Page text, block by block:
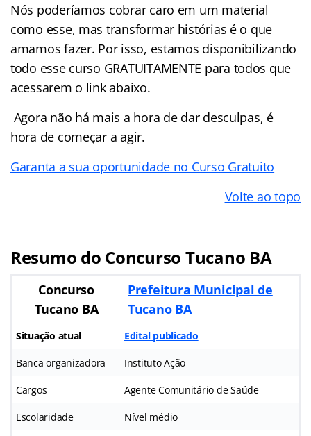
Nós poderíamos cobrar caro em um material
como esse, mas transformar histórias é o que
amamos fazer. Por isso, estamos disponibilizando
todo esse curso GRATUITAMENTE para todos que
acessarem o link abaixo.
Agora não há mais a hora de dar desculpas, é
hora de começar a agir.
Garanta a sua oportunidade no Curso Gratuito
Volte ao topo
Resumo do Concurso Tucano BA
Concurso
Tucano BA
Prefeitura Municipal de
Tucano BA
Situação atual Edital publicado
Banca organizadora Instituto Ação
Cargos Agente Comunitário de Saúde
Escolaridade Nível médio